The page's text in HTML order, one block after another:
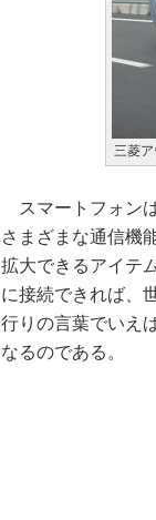
三菱
スマートフォン
さまざまな通信機
拡大できるアイテ
に接続できれば、
行りの言葉でいえ
なるのである。